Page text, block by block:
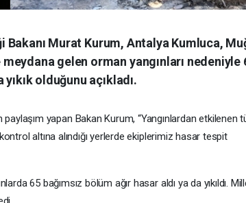
Murat Kurum, Antalya Kumluca,
gelen orman yangınları nedeniyle
olduğunu açıkladı.
yapan Bakan Kurum, “Yangınlardan etkilenen
altına alındığı yerlerde ekiplerimiz hasar tespit
65 bağımsız bölüm ağır hasar aldı ya da yıkıldı.